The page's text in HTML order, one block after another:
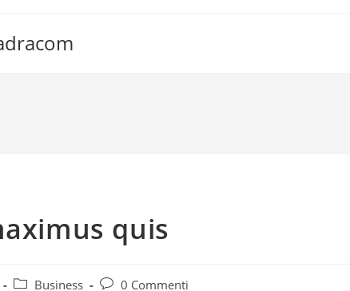
quis
Categoria
Business
Commenti
0 Commenti